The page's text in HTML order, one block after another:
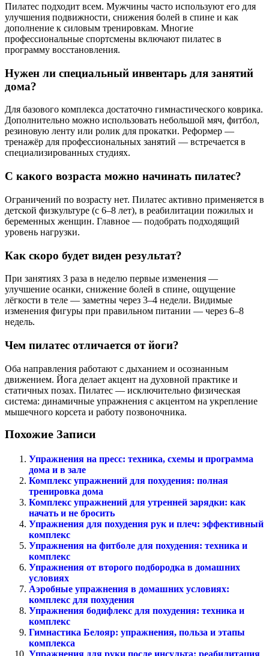
Пилатес подходит всем. Мужчины часто используют его для
улучшения подвижности, снижения болей в спине и как
дополнение к силовым тренировкам. Многие
профессиональные спортсмены включают пилатес в
программу восстановления.
Нужен ли специальный инвентарь для занятий
дома?
Для базового комплекса достаточно гимнастического коврика.
Дополнительно можно использовать небольшой мяч, фитбол,
резиновую ленту или ролик для прокатки. Реформер —
тренажёр для профессиональных занятий — встречается в
специализированных студиях.
С какого возраста можно начинать пилатес?
Ограничений по возрасту нет. Пилатес активно применяется в
детской физкультуре (с 6–8 лет), в реабилитации пожилых и
беременных женщин. Главное — подобрать подходящий
уровень нагрузки.
Как скоро будет виден результат?
При занятиях 3 раза в неделю первые изменения —
улучшение осанки, снижение болей в спине, ощущение
лёгкости в теле — заметны через 3–4 недели. Видимые
изменения фигуры при правильном питании — через 6–8
недель.
Чем пилатес отличается от йоги?
Оба направления работают с дыханием и осознанным
движением. Йога делает акцент на духовной практике и
статичных позах. Пилатес — исключительно физическая
система: динамичные упражнения с акцентом на укрепление
мышечного корсета и работу позвоночника.
Похожие Записи
Упражнения на пресс: техника, схемы и программа
дома и в зале
Комплекс упражнений для похудения: полная
тренировка дома
Комплекс упражнений для утренней зарядки: как
начать и не бросить
Упражнения для похудения рук и плеч: эффективный
комплекс
Упражнения на фитболе для похудения: техника и
комплекс
Упражнения от второго подбородка в домашних
условиях
Аэробные упражнения в домашних условиях:
комплекс для похудения
Упражнения бодифлекс для похудения: техника и
комплекс
Гимнастика Белояр: упражнения, польза и этапы
комплекса
Упражнения для руки после инсульта: реабилитация